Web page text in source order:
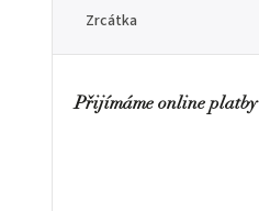
Zrcátka
Přijímáme online platby